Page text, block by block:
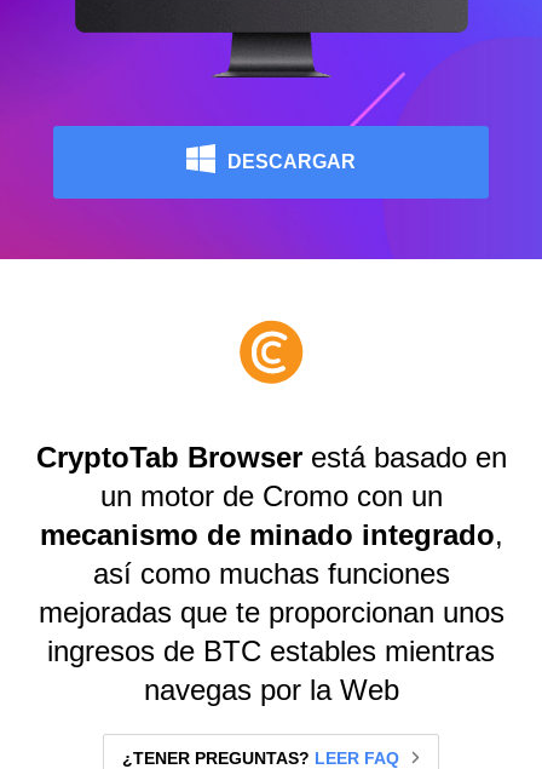
DESCARGAR
CryptoTab Browserestá basado en
un motor de Cromo con un
mecanismo de minado integrado,
así como muchas funciones
mejoradas que te proporcionan unos
ingresos de BTC estables mientras
navegas por la Web
¿TENER PREGUNTAS? LEER FAQ